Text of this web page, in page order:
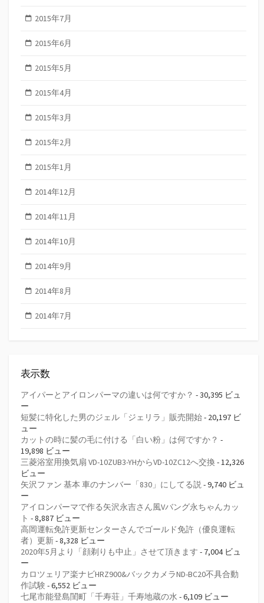
2015年7月
2015年6月
2015年5月
2015年4月
2015年3月
2015年2月
2015年1月
2014年12月
2014年11月
2014年10月
2014年9月
2014年8月
2014年7月
表示数
アイパーとアイロンパーマの違いは何ですか？ - 30,395 ビュ
ー
短髪に特化した男のジェル「ジェリラ」販売開始- 20,197 ビ
ュー
カットの時に髪の毛に付ける「白い粉」は何ですか？ -
19,898 ビュー
三菱浴室用換気扇 VD-10ZUB3-YHからVD-10ZC12へ交換 - 12,326
ビュー
矢沢ファン 基本 車のナンバー「830」にしてる説- 9,740 ビュ
ー
アイロンパーマで作る矢沢永吉さん風Vバング永ちゃんカッ
ト - 8,887 ビュー
高岡運転免許更新センターさんでゴールド免許（優良運転
者）更新- 8,328 ビュー
2020年5月より「顔剃りも中止」させて頂きます - 7,004 ビュ
ー
カロツェリア楽ナビHRZ900&バックカメラND-BC20不具合動
作試験 - 6,552 ビュー
七尾市能登島閨町「千寿荘」千寿地蔵の水 - 6,109 ビュー